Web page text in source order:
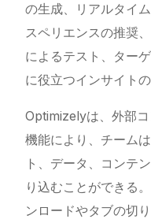
の生成、リアルタイ
スペリエンスの推奨
によるテスト、ター
に役立つインサイト
Optimizelyは、外部
機能により、チーム
ト、データ、コンテ
り込むことができる
ンロードやタブの切